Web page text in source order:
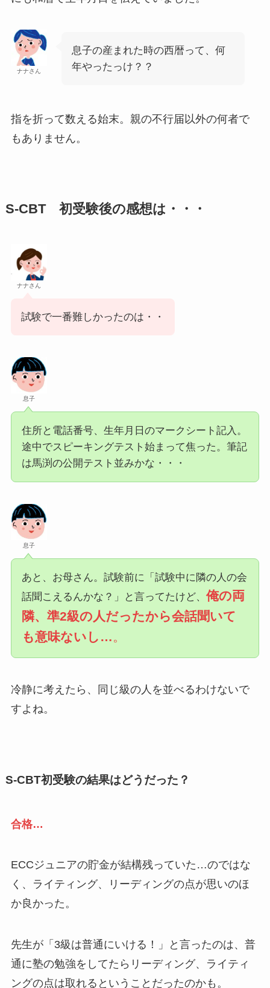
ナナさん
息子の産まれた時の西暦って、何
年やったっけ？？
指を折って数える始末。親の不行届以外の何者で
もありません。
S-CBT 初受験後の感想は・・・
ナナさん
試験で一番難しかったのは・・
息子
住所と電話番号、生年月日のマークシート記入。
途中でスピーキングテスト始まって焦った。筆記
は馬渕の公開テスト並みかな・・・
息子
あと、お母さん。試験前に「試験中に隣の人の会
話聞こえるんかな？」と言ってたけど、 俺の両
隣、準2級の人だったから会話聞いて
も意味ないし…。
冷静に考えたら、同じ級の人を並べるわけないで
すよね。
S-CBT初受験の結果はどうだった？
合格…
ECCジュニアの貯金が結構残っていた…のではな
く、ライティング、リーディングの点が思いのほ
か良かった。
先生が「3級は普通にいける！」と言ったのは、普
通に塾の勉強をしてたらリーディング、ライティ
ングの点は取れるということだったのかも。